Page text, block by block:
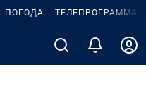
ПОГОДА ТЕЛЕПРОГРАММА